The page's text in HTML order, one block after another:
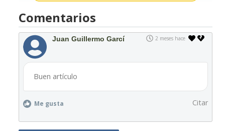
Comentarios
Juan Guillermo Garcí 2 meses hace
Buen artículo
Me gusta Citar